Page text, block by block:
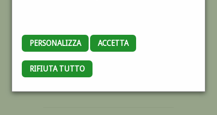
PERSONALIZZA ACCETTA
RIFIUTA TUTTO